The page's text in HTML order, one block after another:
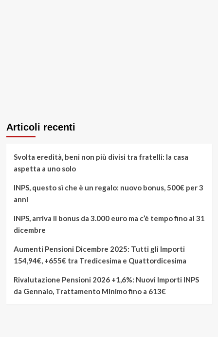
Articoli recenti
Svolta eredità, beni non più divisi tra fratelli: la casa
aspetta a uno solo
INPS, questo sì che è un regalo: nuovo bonus, 500€ per 3
anni
INPS, arriva il bonus da 3.000 euro ma c’è tempo fino al 31
dicembre
Aumenti Pensioni Dicembre 2025: Tutti gli Importi
154,94€, +655€ tra Tredicesima e Quattordicesima
Rivalutazione Pensioni 2026 +1,6%: Nuovi Importi INPS
da Gennaio, Trattamento Minimo fino a 613€